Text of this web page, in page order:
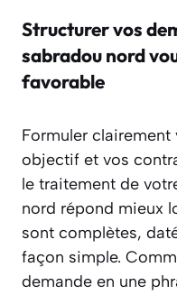
Structurer vos
sabradou nord
favorable
Formuler
objectif et vos
le traitement de
nord répond mieux
sont complètes,
façon simple.
demande en une